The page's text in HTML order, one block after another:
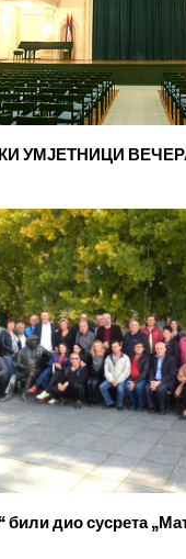
УМЈЕТНИЦИ
дио сусрета